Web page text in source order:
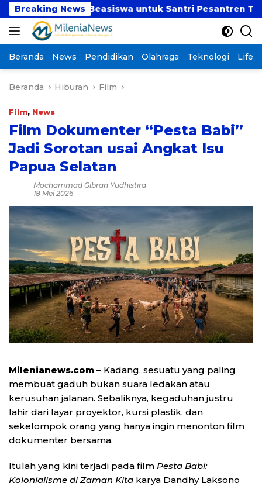
Langsung
ke
konten
Breaking News
Beasiswa untuk Santri Pesantren Tahfidz Darul
Beranda News Pendidikan Olahraga Teknologi
Beranda Hiburan Film
Film, News
Film Dokumenter “Pesta Babi”
Jadi Sorotan usai Angkat Isu
Papua Selatan
Mochammad Gibran Yudhistira
18 Mei 2026
Milenianews.com – Kadang, sesuatu yang paling
membuat gaduh bukan suara ledakan atau
kerusuhan jalanan. Sebaliknya, kegaduhan justru
lahir dari layar proyektor, kursi plastik, dan
sekelompok orang yang hanya ingin menonton film
dokumenter bersama.
Itulah yang kini terjadi pada film Pesta Babi:
Kolonialisme di Zaman Kita karya Dandhy Laksono